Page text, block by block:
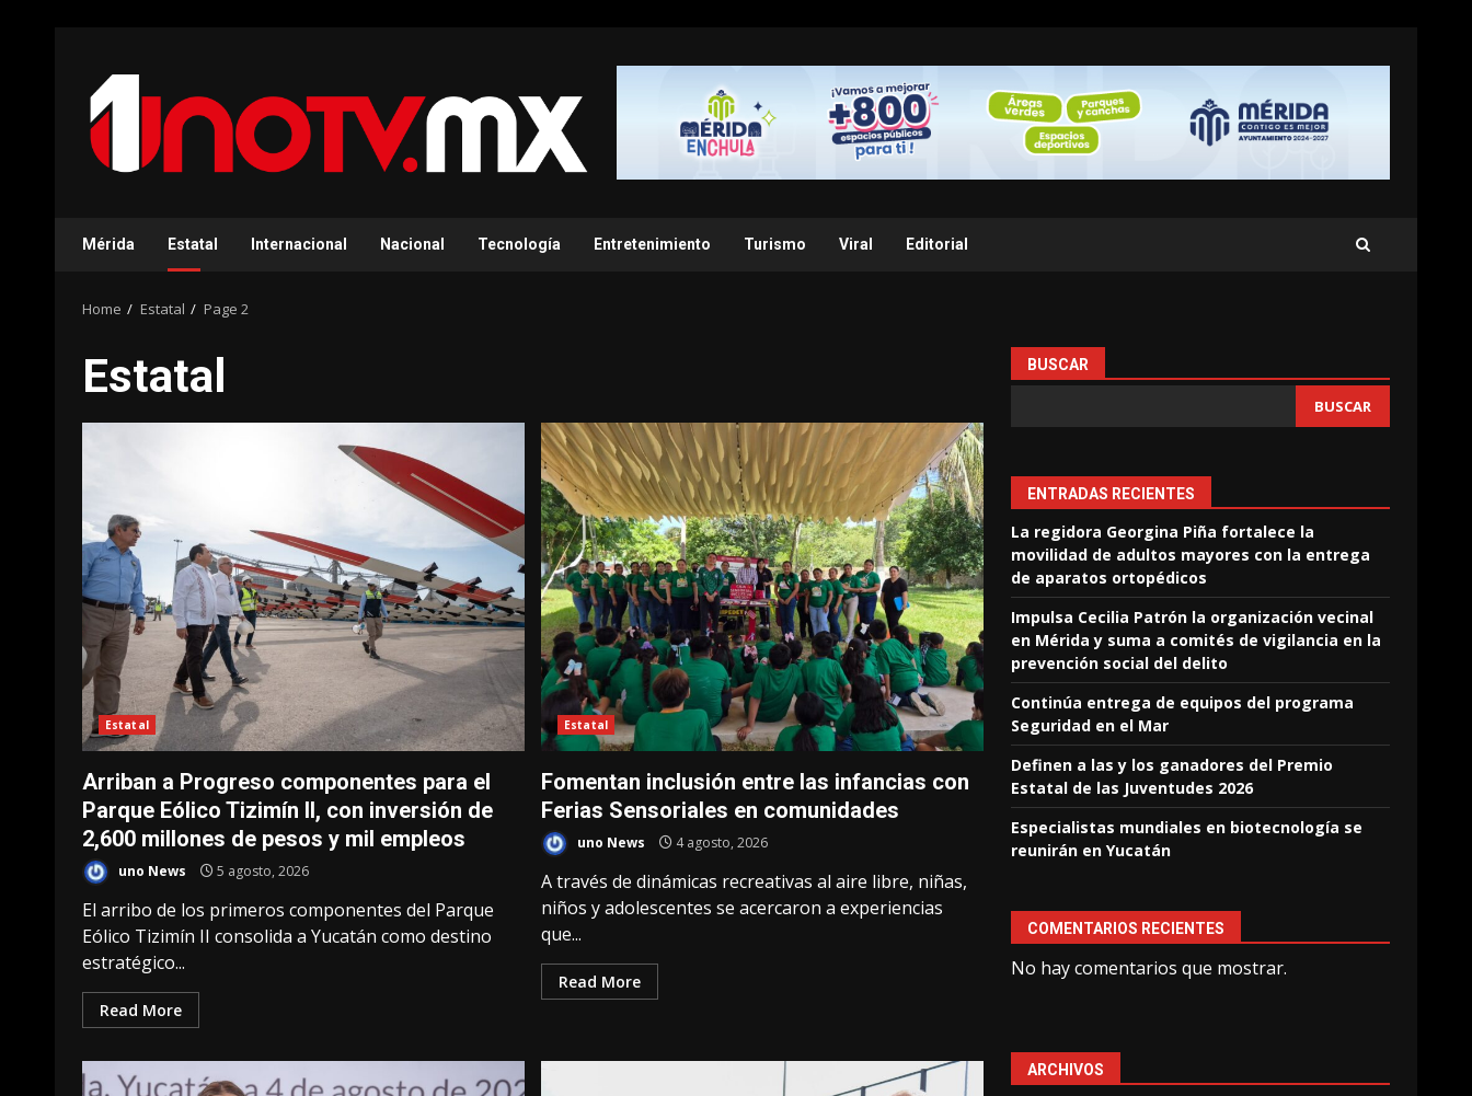
content
Mérida Estatal Internacional Nacional Tecnología Entretenimiento Turismo Viral Editorial
Home Estatal Page 2
Estatal
Estatal
Arriban a Progreso componentes para el
Parque Eólico Tizimín II, con inversión de
2,600 millones de pesos y mil empleos
uno News 5 agosto, 2026
El arribo de los primeros componentes del Parque
Eólico Tizimín II consolida a Yucatán como destino
estratégico...
Read More
Estatal
Fomentan inclusión entre las infancias con
Ferias Sensoriales en comunidades
uno News 4 agosto, 2026
A través de dinámicas recreativas al aire libre, niñas,
niños y adolescentes se acercaron a experiencias
que...
Read More
BUSCAR
BUSCAR
ENTRADAS RECIENTES
La regidora Georgina Piña fortalece la
movilidad de adultos mayores con la entrega
de aparatos ortopédicos
Impulsa Cecilia Patrón la organización vecinal
en Mérida y suma a comités de vigilancia en la
prevención social del delito
Continúa entrega de equipos del programa
Seguridad en el Mar
Definen a las y los ganadores del Premio
Estatal de las Juventudes 2026
Especialistas mundiales en biotecnología se
reunirán en Yucatán
COMENTARIOS RECIENTES
No hay comentarios que mostrar.
ARCHIVOS